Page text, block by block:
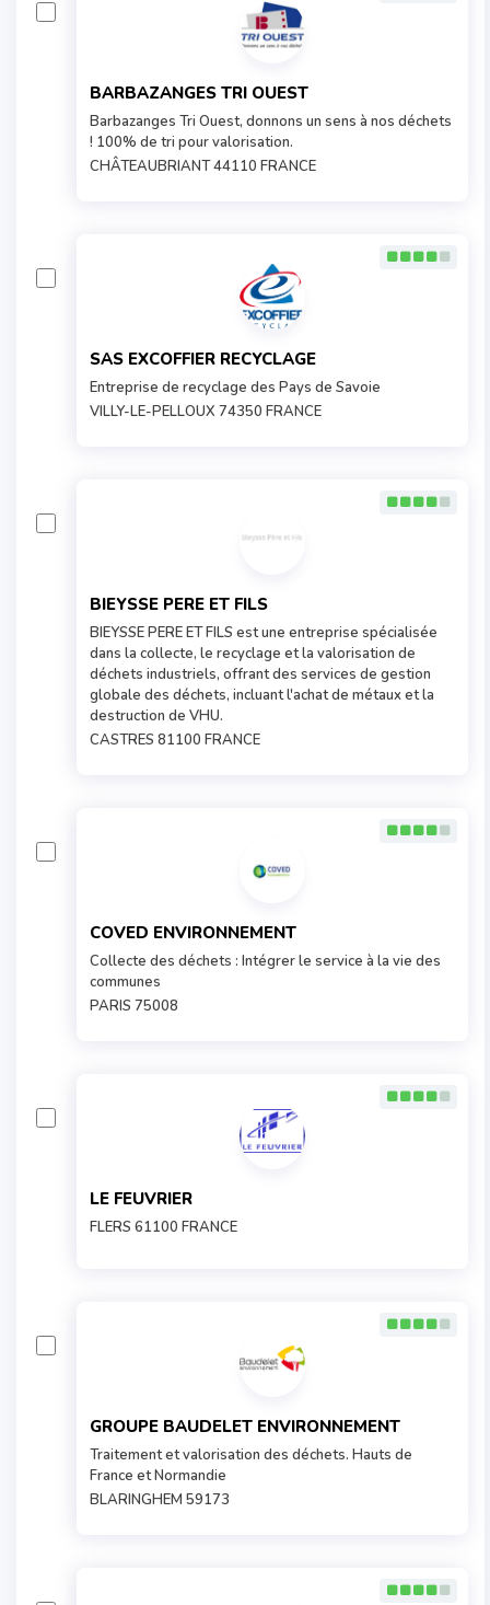
BARBAZANGES TRI OUEST
Barbazanges Tri Ouest, donnons un sens à nos déchets
! 100% de tri pour valorisation.
CHÂTEAUBRIANT 44110 FRANCE
SAS EXCOFFIER RECYCLAGE
Entreprise de recyclage des Pays de Savoie
VILLY-LE-PELLOUX 74350 FRANCE
BIEYSSE PERE ET FILS
BIEYSSE PERE ET FILS est une entreprise spécialisée
dans la collecte, le recyclage et la valorisation de
déchets industriels, offrant des services de gestion
globale des déchets, incluant l'achat de métaux et la
destruction de VHU.
CASTRES 81100 FRANCE
COVED ENVIRONNEMENT
Collecte des déchets : Intégrer le service à la vie des
communes
PARIS 75008
LE FEUVRIER
FLERS 61100 FRANCE
GROUPE BAUDELET ENVIRONNEMENT
Traitement et valorisation des déchets. Hauts de
France et Normandie
BLARINGHEM 59173